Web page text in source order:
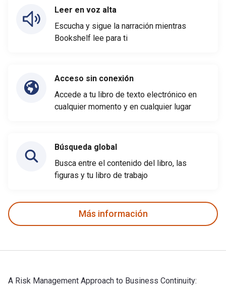
Leer en voz alta
Escucha y sigue la narración mientras
Bookshelf lee para ti
Acceso sin conexión
Accede a tu libro de texto electrónico en
cualquier momento y en cualquier lugar
Búsqueda global
Busca entre el contenido del libro, las
figuras y tu libro de trabajo
Más información
A Risk Management Approach to Business Continuity: